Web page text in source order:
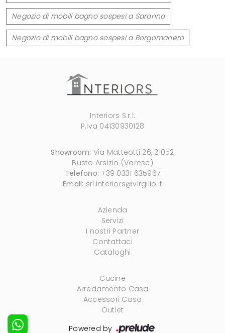
Negozio di mobili bagno sospesi a Saronno
Negozio di mobili bagno sospesi a Borgomanero
Interiors S.r.l.
P.Iva 04130930128
Showroom: Via Matteotti 26, 21052
Busto Arsizio (Varese)
Telefono: +39 0331 635967
Email: srl.interiors@virgilio.it
Azienda
Servizi
I nostri Partner
Contattaci
Cataloghi
Cucine
Arredamento Casa
Accessori Casa
Outlet
Powered by